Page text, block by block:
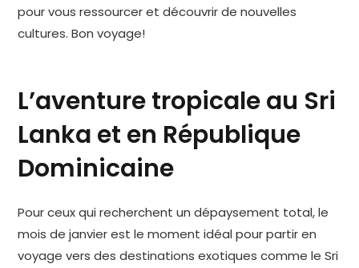
pour vous ressourcer et découvrir de nouvelles
cultures. Bon voyage!
L’aventure tropicale au Sri
Lanka et en République
Dominicaine
Pour ceux qui recherchent un dépaysement total, le
mois de janvier est le moment idéal pour partir en
voyage vers des destinations exotiques comme le Sri